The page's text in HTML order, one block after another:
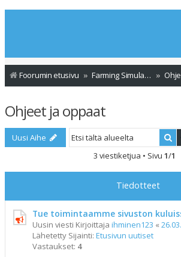
Foorumin etusivu Farming Simulator 19
Ohjeet ja oppaat
Uusi Aihe
3 viestiketjua • Sivu 1/1
Tiedotteet
Tue toimintaamme sivuston
Uusin viesti Kirjoittaja ihminen123 «
Lähetetty Sijainti: Etusivun uutiset
Vastaukset: 4